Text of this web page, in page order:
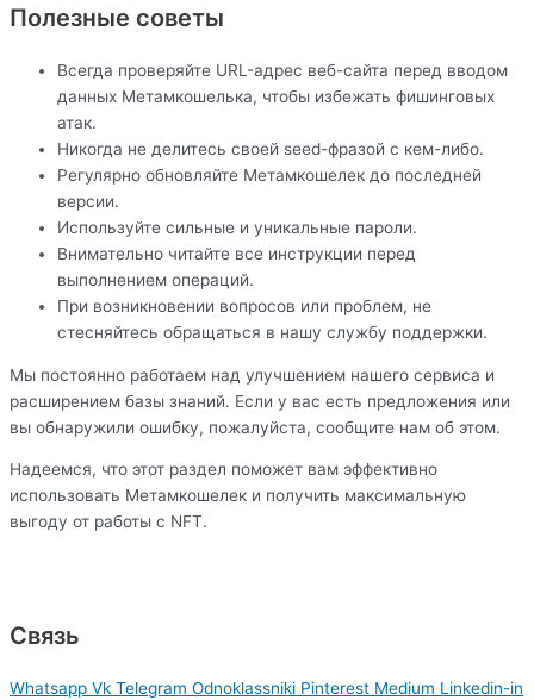
Полезные советы
Всегда проверяйте URL-адрес веб-сайта перед вводом
данных Метамкошелька, чтобы избежать фишинговых
атак.
Никогда не делитесь своей seed-фразой с кем-либо.
Регулярно обновляйте Метамкошелек до последней
версии.
Используйте сильные и уникальные пароли.
Внимательно читайте все инструкции перед
выполнением операций.
При возникновении вопросов или проблем, не
стесняйтесь обращаться в нашу службу поддержки.
Мы постоянно работаем над улучшением нашего сервиса и
расширением базы знаний. Если у вас есть предложения или
вы обнаружили ошибку, пожалуйста, сообщите нам об этом.
Надеемся, что этот раздел поможет вам эффективно
использовать Метамкошелек и получить максимальную
выгоду от работы с NFT.
Связь
Whatsapp Vk Telegram Odnoklassniki Pinterest Medium Linkedin-in